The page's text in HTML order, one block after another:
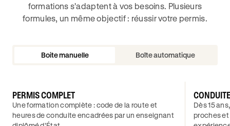
formations s'adaptent à vos besoins. Plusieurs
formules, un même objectif : réussir votre permis.
Boite manuelle Boîte automatique
PERMIS COMPLET
Une formation complète : code de la route et
heures de conduite encadrées par un enseignant
Dès 15
proches